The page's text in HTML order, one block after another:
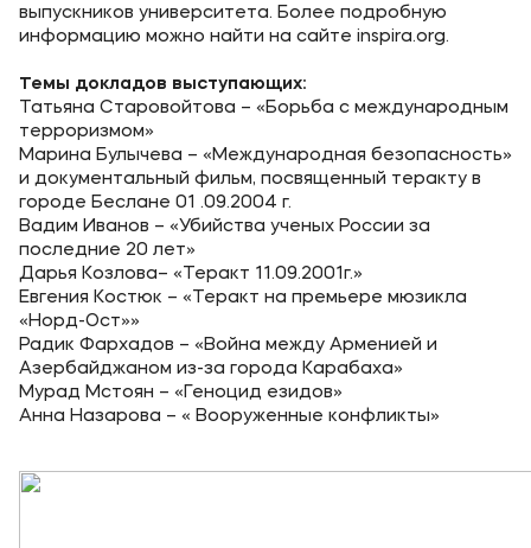
Банковские реквизиты
Приемная комиссия
+7 (495) 221-10-01
+7 (800) 200-80-66
Полезное
Об образовательной организации
Банковские реквизиты
выпускников университета. Более подробную
информацию можно найти на сайте inspira.org.
Темы докладов выступающих:
Татьяна Старовойтова – «Борьба с международным
терроризмом»
Марина Булычева – «Международная безопасность»
и документальный фильм, посвященный теракту в
городе Беслане 01 .09.2004 г.
Вадим Иванов – «Убийства ученых России за
последние 20 лет»
Дарья Козлова– «Теракт 11.09.2001г.»
Евгения Костюк – «Теракт на премьере мюзикла
«Норд-Ост»»
Радик Фархадов – «Война между Арменией и
Азербайджаном из-за города Карабаха»
Мурад Мстоян – «Геноцид езидов»
Анна Назарова – « Вооруженные конфликты»